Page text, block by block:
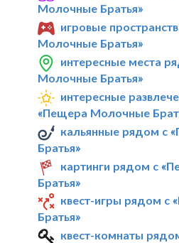
Молочные Братья»
игровые
Молочные Братья»
интересные места
Молочные Братья»
интересные
«Пещера Молочные
кальянные рядом с
Братья»
картинги рядом с
Братья»
квест-игры рядом
Братья»
квест-комнаты